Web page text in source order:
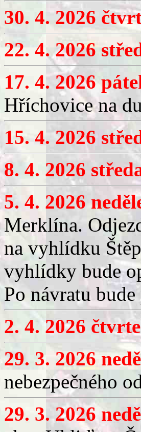
30. 4. 2026
22. 4. 2026
17. 4. 2026
Hříchovice na
15. 4. 2026
8. 4. 2026
5. 4. 2026
Merklína.
na vyhlídku
vyhlídky bude
Po návratu
2. 4. 2026
29. 3. 2026
nebezpečného
29. 3. 2026